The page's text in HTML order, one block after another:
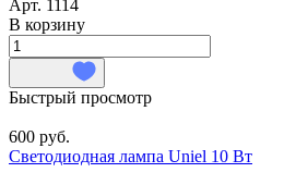
Арт. 1114
В корзину
Быстрый просмотр
600 руб.
Светодиодная лампа Uniel 10 Вт